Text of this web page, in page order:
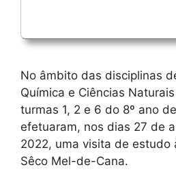
No âmbito das disciplinas
Química e Ciências
turmas 1, 2 e 6 do 8º ano
efetuaram, nos dias 27 de
2022, uma visita de estudo
Sêco Mel-de-Cana.